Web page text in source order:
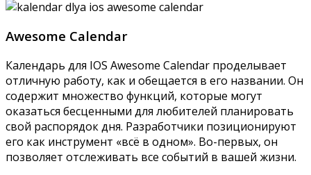
Awesome Calendar
Календарь для IOS Awesome Calendar проделывает
отличную работу, как и обещается в его названии. Он
содержит множество функций, которые могут
оказаться бесценными для любителей планировать
свой распорядок дня. Разработчики позиционируют
его как инструмент «всё в одном». Во-первых, он
позволяет отслеживать все событий в вашей жизни.